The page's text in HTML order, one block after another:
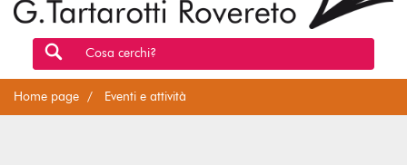
Cosa cerchi?
Home page Eventi e attività